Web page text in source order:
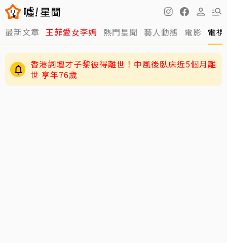
最新文章 王菲愛女李嫣 熱門星聞 藝人動態 電影 電視
香港詞壇才子黎彼得離世！中風後臥床近5個月離
世 享年76歲